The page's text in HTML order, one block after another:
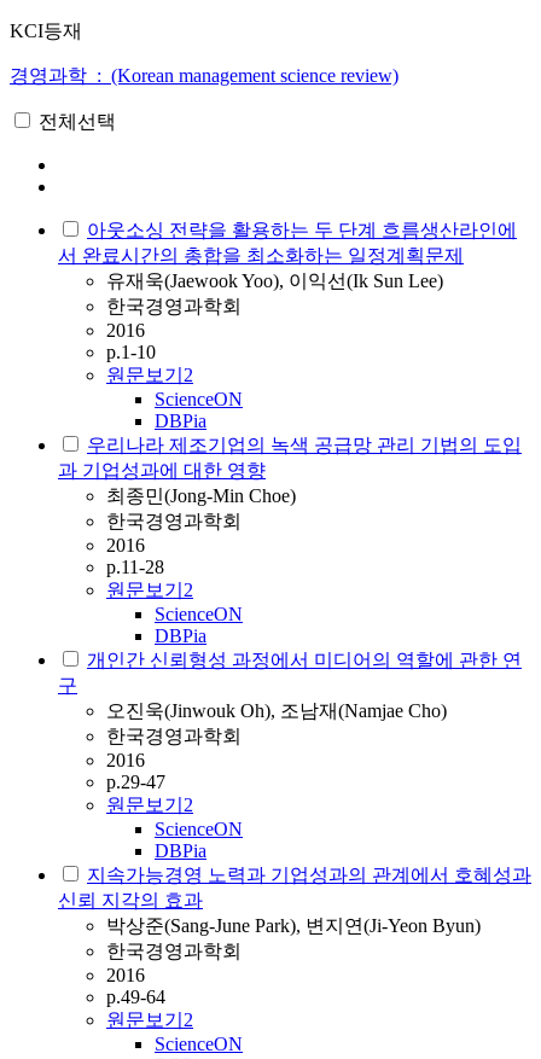
KCI등재
경영과학 : (Korean management science review)
전체선택
아웃소싱 전략을 활용하는 두 단계 흐름생산라인에
서 완료시간의 총합을 최소화하는 일정계획문제
유재욱(Jaewook Yoo), 이익선(Ik Sun Lee)
한국경영과학회
2016
p.1-10
원문보기 2
ScienceON
DBPia
우리나라 제조기업의 녹색 공급망 관리 기법의 도입
과 기업성과에 대한 영향
최종민(Jong-Min Choe)
한국경영과학회
2016
p.11-28
원문보기 2
ScienceON
DBPia
개인간 신뢰형성 과정에서 미디어의 역할에 관한 연
구
오진욱(Jinwouk Oh), 조남재(Namjae Cho)
한국경영과학회
2016
p.29-47
원문보기 2
ScienceON
DBPia
지속가능경영 노력과 기업성과의 관계에서 호혜성과
신뢰 지각의 효과
박상준(Sang-June Park), 변지연(Ji-Yeon Byun)
한국경영과학회
2016
p.49-64
원문보기 2
ScienceON